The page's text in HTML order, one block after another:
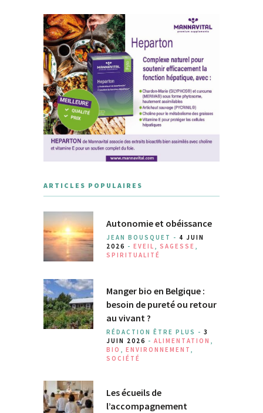
ARTICLES POPULAIRES
Autonomie et obéissance
JEAN BOUSQUET - 4 JUIN
2026 - EVEIL , SAGESSE ,
SPIRITUALITÉ
Manger bio en Belgique :
besoin de pureté ou retour
au vivant ?
RÉDACTION ÊTRE PLUS - 3
JUIN 2026 - ALIMENTATION ,
BIO , ENVIRONNEMENT ,
SOCIÉTÉ
Les écueils de
l’accompagnement